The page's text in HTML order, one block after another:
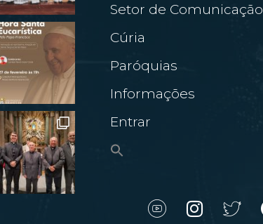
Setor de Comunicação
Cúria
Paróquias
Informações
Entrar